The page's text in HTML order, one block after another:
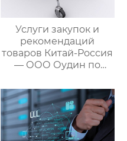
Услуги закупок и
рекомендаций
товаров Китай-Россия
— ООО Оудин по
международными
цепями поставок